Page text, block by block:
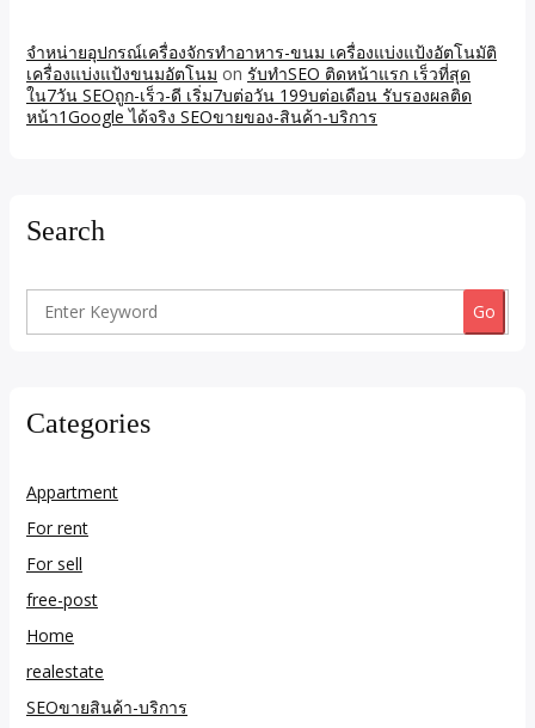
จำหน่ายอุปกรณ์เครื่องจักรทำอาหาร-ขนม เครื่องแบ่งแป้งอัตโนมัติ
เครื่องแบ่งแป้งขนมอัตโนม on รับทำSEO ติดหน้าแรก เร็วที่สุด
ใน7วัน SEOถูก-เร็ว-ดี เริ่ม7บต่อวัน 199บต่อเดือน รับรองผลติด
หน้า1Google ได้จริง SEOขายของ-สินค้า-บริการ
Search
Search
Categories
Appartment
For rent
For sell
free-post
Home
realestate
SEOขายสินค้า-บริการ